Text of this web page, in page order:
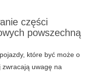
części
powszechną
które być może o
zwracają uwagę na